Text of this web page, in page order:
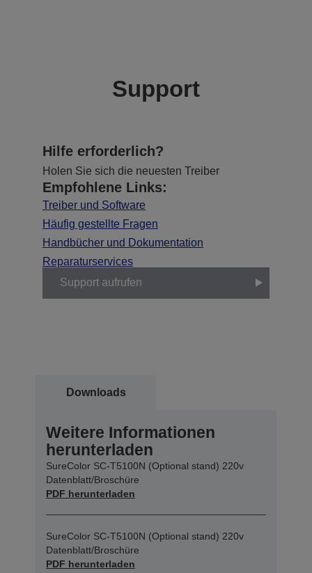
Support
Hilfe erforderlich?
Holen Sie sich die neuesten Treiber
Empfohlene Links:
Treiber und Software
Häufig gestellte Fragen
Handbücher und Dokumentation
Reparaturservices
Support aufrufen
Downloads
Weitere Informationen
herunterladen
SureColor SC-T5100N (Optional stand) 220v
Datenblatt/Broschüre
PDF herunterladen
SureColor SC-T5100N (Optional stand) 220v
Datenblatt/Broschüre
PDF herunterladen